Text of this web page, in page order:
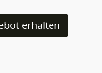
erhalten